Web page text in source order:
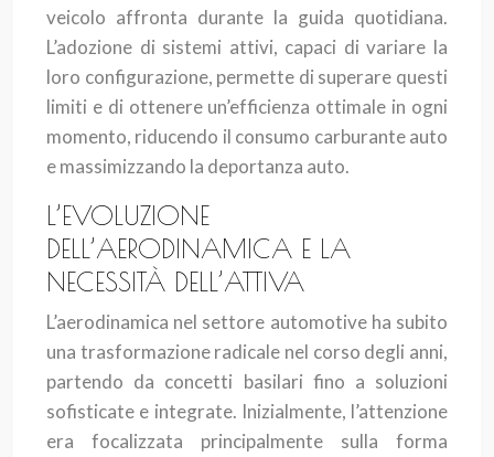
veicolo affronta durante la guida quotidiana.
L’adozione di sistemi attivi, capaci di variare la
loro configurazione, permette di superare questi
limiti e di ottenere un’efficienza ottimale in ogni
momento, riducendo il consumo carburante auto
e massimizzando la deportanza auto.
L’EVOLUZIONE
DELL’AERODINAMICA E LA
NECESSITÀ DELL’ATTIVA
L’aerodinamica nel settore automotive ha subito
una trasformazione radicale nel corso degli anni,
partendo da concetti basilari fino a soluzioni
sofisticate e integrate. Inizialmente, l’attenzione
era focalizzata principalmente sulla forma